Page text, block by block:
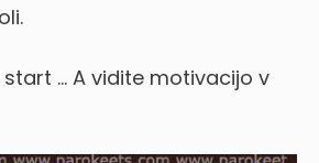
start … A vidite motivacijo v